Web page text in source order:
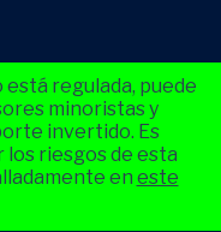
regulada, puede
minoristas y
invertido. Es
riesgos de esta
en este